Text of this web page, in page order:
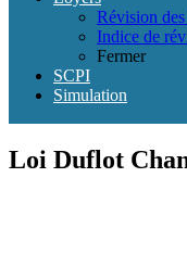
Révision
Indice de
Fermer
SCPI
Simulation
Loi Duflot